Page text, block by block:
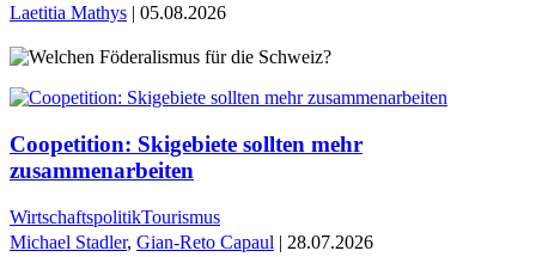
Laetitia Mathys | 05.08.2026
Coopetition: Skigebiete sollten mehr
zusammenarbeiten
WirtschaftspolitikTourismus
Michael Stadler, Gian-Reto Capaul | 28.07.2026